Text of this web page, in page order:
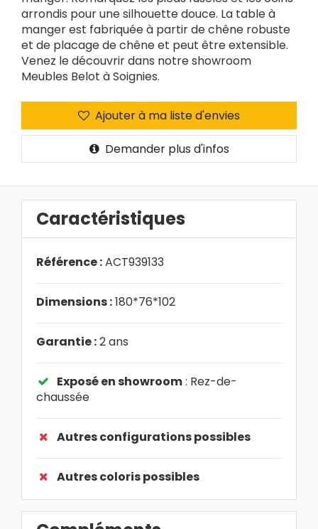
arrondis pour une silhouette douce. La table à
manger est fabriquée à partir de chêne robuste
et de placage de chêne et peut être extensible.
Venez le découvrir dans notre showroom
Meubles Belot à Soignies.
Ajouter à ma liste d'envies
Demander plus d'infos
Caractéristiques
Référence :ACT939133
Dimensions :180*76*102
Garantie :2 ans
Exposé en showroom: Rez-de-
chaussée
Autres configurations possibles
Autres coloris possibles